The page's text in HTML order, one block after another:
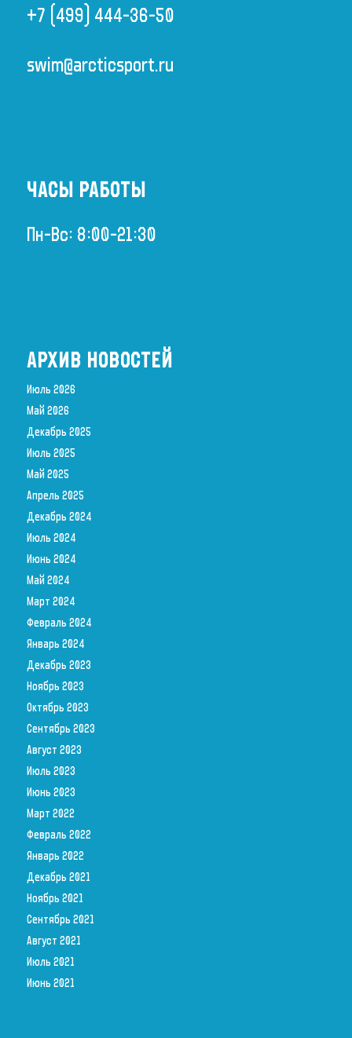
+7 (499) 444-36-50
swim@arcticsport.ru
ЧАСЫ РАБОТЫ
Пн-Вс: 8:00-21:30
АРХИВ НОВОСТЕЙ
Июль 2026
Май 2026
Декабрь 2025
Июль 2025
Май 2025
Апрель 2025
Декабрь 2024
Июль 2024
Июнь 2024
Май 2024
Март 2024
Февраль 2024
Январь 2024
Декабрь 2023
Ноябрь 2023
Октябрь 2023
Сентябрь 2023
Август 2023
Июль 2023
Июнь 2023
Март 2022
Февраль 2022
Январь 2022
Декабрь 2021
Ноябрь 2021
Сентябрь 2021
Август 2021
Июль 2021
Июнь 2021